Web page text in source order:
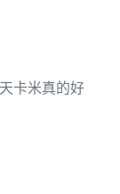
卡米真的好